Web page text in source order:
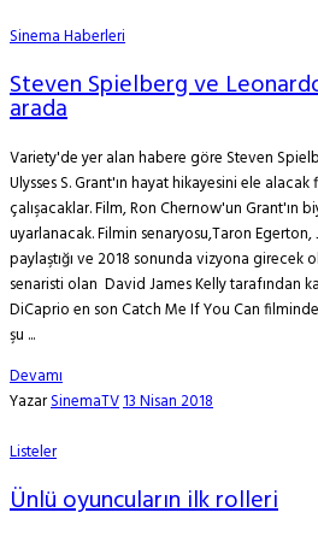
Sinema Haberleri
Steven Spielberg ve
arada
Variety'de yer alan habere göre Steven
Ulysses S. Grant'ın hayat hikayesini ele
çalışacaklar. Film, Ron Chernow'un Grant'ın
uyarlanacak. Filmin senaryosu,Taron
paylaştığı ve 2018 sonunda vizyona girecek
senaristi olan David James Kelly tarafından
DiCaprio en son Catch Me If You Can
şu ...
Devamı
YazarSinemaTV13 Nisan 2018
Listeler
Ünlü oyuncuların ilk rolleri